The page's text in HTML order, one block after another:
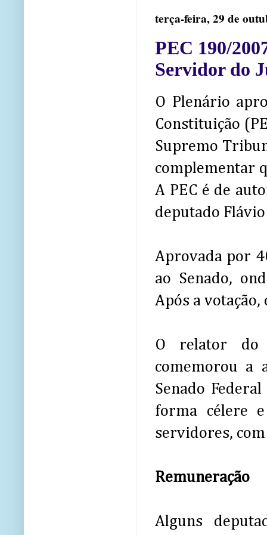
terça-feira, 29 de
PEC 190/
Servidor do
O Plenário
Constituição
Supremo
complementar
A PEC é de
deputado
Aprovada por
ao Senado,
Após a votação,
O relator do
comemorou a
Senado
forma célere
servidores, com
Remuneração
Alguns